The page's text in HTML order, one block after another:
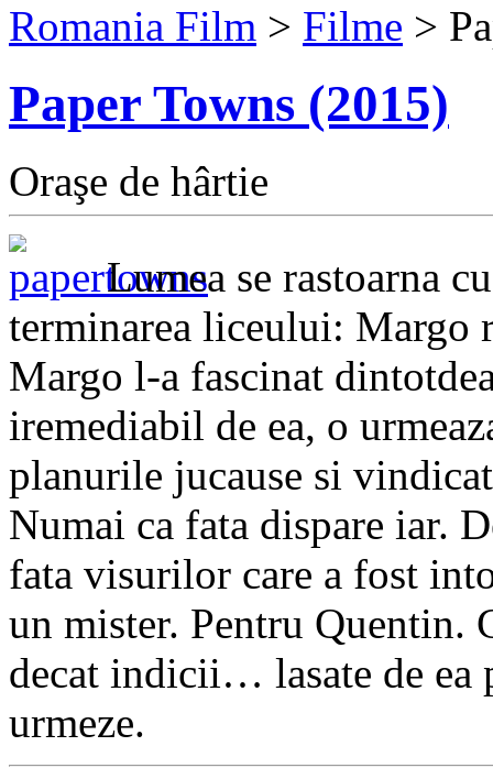
Romania Film > Filme >
Paper Towns (2015)
Oraşe de hârtie
Lumea se rastoarna
terminarea liceului: Margo
Margo l-a fascinat
iremediabil de ea, o
planurile jucause si
Numai ca fata dispare iar.
fata visurilor care a fost
un mister. Pentru Quentin.
decat indicii… lasate de ea
urmeze.